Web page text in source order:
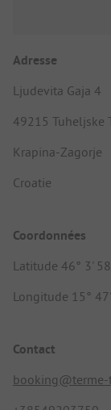
Adresse
Ljudevita Gaja 4
49215 Tuheljske
Krapina-Zagorje
Croatie
Coordonnées
Latitude 46° 3'
Longitude 15°
Contact